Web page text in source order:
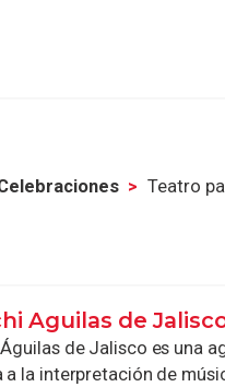
Teatro
Aguilas de
de Jalisco es una
a la interpretación de